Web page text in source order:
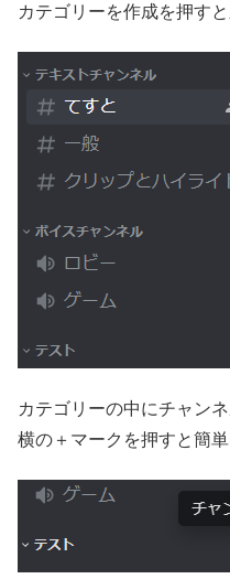
カテゴリーを作成を押す
カテゴリーの中にチャン
横の＋マークを押すと簡